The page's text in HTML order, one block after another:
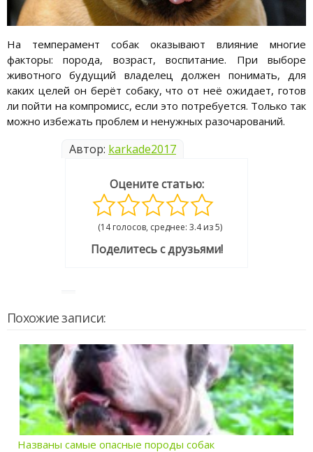
На темперамент собак оказывают влияние многие
факторы: порода, возраст, воспитание. При выборе
животного будущий владелец должен понимать, для
каких целей он берёт собаку, что от неё ожидает, готов
ли пойти на компромисс, если это потребуется. Только так
можно избежать проблем и ненужных разочарований.
Автор: karkade2017
Оцените статью:
(14 голосов, среднее: 3.4 из 5)
Поделитесь с друзьями!
Похожие записи:
Названы самые опасные породы собак